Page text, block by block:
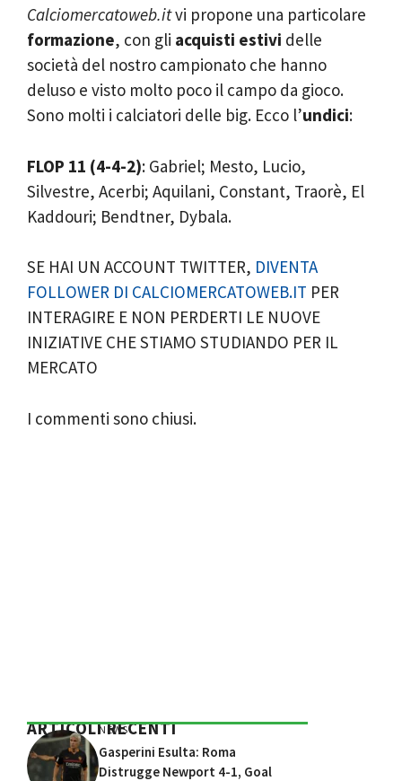
Calciomercatoweb.itvi propone una particolare
formazione, con gli acquisti estivi delle
società del nostro campionato che hanno
deluso e visto molto poco il campo da gioco.
Sono molti i calciatori delle big. Ecco l’undici:
FLOP 11 (4-4-2): Gabriel; Mesto, Lucio,
Silvestre, Acerbi; Aquilani, Constant, Traorè, El
Kaddouri; Bendtner, Dybala.
SE HAI UN ACCOUNT TWITTER, DIVENTA
FOLLOWER DI CALCIOMERCATOWEB.IT PER
INTERAGIRE E NON PERDERTI LE NUOVE
INIZIATIVE CHE STIAMO STUDIANDO PER IL
MERCATO
I commenti sono chiusi.
ARTICOLI RECENTI
NEWS
Gasperini Esulta: Roma
Distrugge Newport 4-1, Goal